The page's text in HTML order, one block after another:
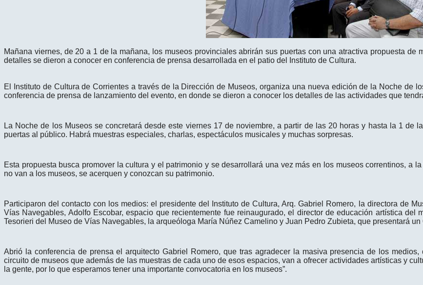
Mañana viernes, de 20 a 1 de la mañana, los museos provinciales abrirán sus puertas con una atractiva propuesta de
detalles se dieron a conocer en conferencia de prensa desarrollada en el patio del Instituto de Cultura.
El Instituto de Cultura de Corrientes a través de la Dirección de Museos, organiza una nueva edición de la Noche de
conferencia de prensa de lanzamiento del evento, en donde se dieron a conocer los detalles de las actividades que
La Noche de los Museos se concretará desde este viernes 17 de noviembre, a partir de las 20 horas y hasta la 1 de
puertas al público. Habrá muestras especiales, charlas, espectáculos musicales y muchas sorpresas.
Esta propuesta busca promover la cultura y el patrimonio y se desarrollará una vez más en los museos correntinos, a
no van a los museos, se acerquen y conozcan su patrimonio.
Participaron del contacto con los medios: el presidente del Instituto de Cultura, Arq. Gabriel Romero, la directora de
Vías Navegables, Adolfo Escobar, espacio que recientemente fue reinaugurado, el director de educación artística del
Tesorieri del Museo de Vías Navegables, la arqueóloga María Núñez Camelino y Juan Pedro Zubieta, que presentará
Abrió la conferencia de prensa el arquitecto Gabriel Romero, que tras agradecer la masiva presencia de los
circuito de museos que además de las muestras de cada uno de esos espacios, van a ofrecer actividades artísticas y
la gente, por lo que esperamos tener una importante convocatoria en los museos”.